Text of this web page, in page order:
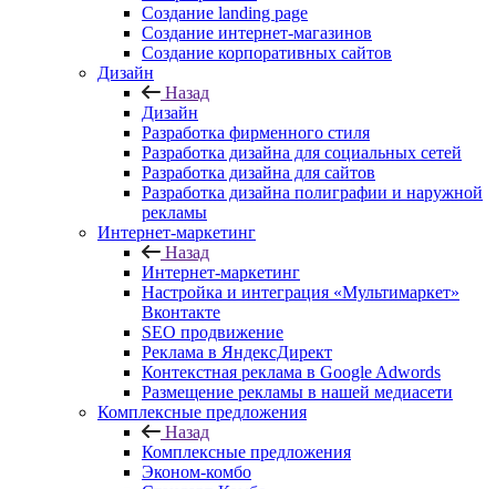
Создание landing page
Создание интернет-магазинов
Создание корпоративных сайтов
Дизайн
Назад
Дизайн
Разработка фирменного стиля
Разработка дизайна для социальных сетей
Разработка дизайна для сайтов
Разработка дизайна полиграфии и наружной
рекламы
Интернет-маркетинг
Назад
Интернет-маркетинг
Настройка и интеграция «Мультимаркет»
Вконтакте
SEO продвижение
Реклама в ЯндексДирект
Контекстная реклама в Google Adwords
Размещение рекламы в нашей медиасети
Комплексные предложения
Назад
Комплексные предложения
Эконом-комбо